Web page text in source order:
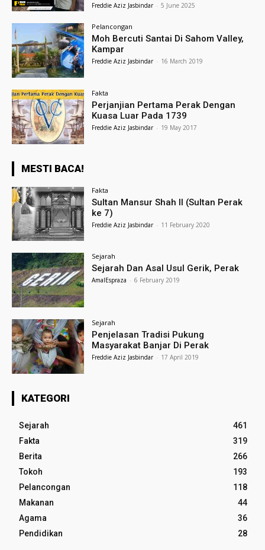
Freddie Aziz Jasbindar - 5 June 2025
Pelancongan
Moh Bercuti Santai Di Sahom Valley,
Kampar
Freddie Aziz Jasbindar - 16 March 2019
Fakta
Perjanjian Pertama Perak Dengan
Kuasa Luar Pada 1739
Freddie Aziz Jasbindar - 19 May 2017
MESTI BACA!
Fakta
Sultan Mansur Shah II (Sultan Perak
ke 7)
Freddie Aziz Jasbindar - 11 February 2020
Sejarah
Sejarah Dan Asal Usul Gerik, Perak
AmalEspraza - 6 February 2019
Sejarah
Penjelasan Tradisi Pukung
Masyarakat Banjar Di Perak
Freddie Aziz Jasbindar - 17 April 2019
KATEGORI
Sejarah
461
Fakta
319
Berita
266
Tokoh
193
Pelancongan
118
Makanan
44
Agama
36
Pendidikan
28